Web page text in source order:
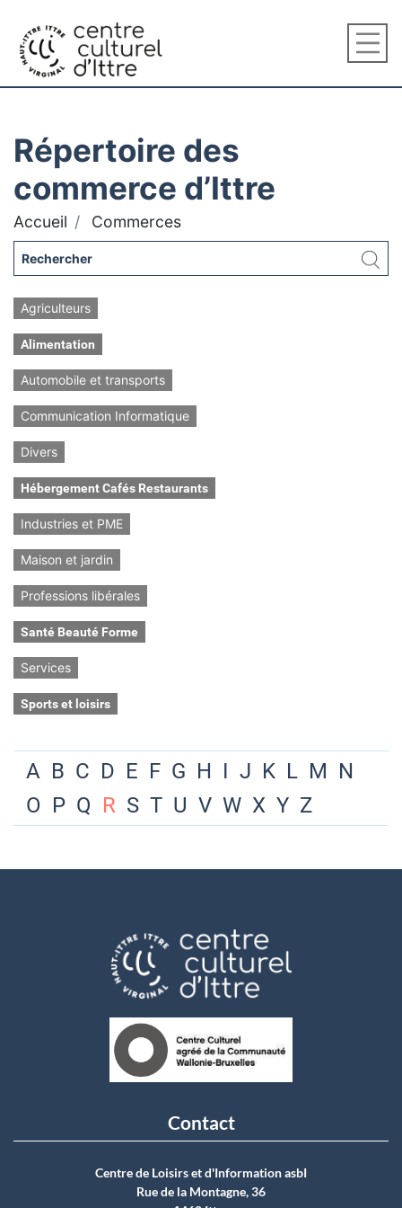
Répertoire des
commerce d’Ittre
Accueil Commerces
Agriculteurs
Alimentation
Automobile et transports
Communication Informatique
Divers
Hébergement Cafés Restaurants
Industries et PME
Maison et jardin
Professions libérales
Santé Beauté Forme
Services
Sports et loisirs
A B C D E F G H I J K L M N
O P Q R S T U V W X Y Z
Contact
Centre de Loisirs et d'Information asbI
Rue de la Montagne, 36